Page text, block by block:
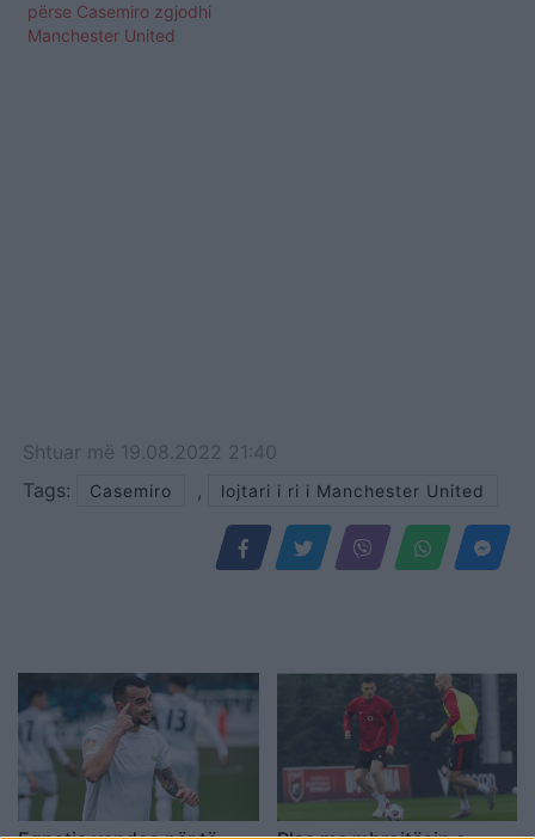
përse Casemiro zgjodhi
Manchester United
Shtuar më 19.08.2022 21:40
Tags:
Casemiro , lojtari i ri i Manchester United